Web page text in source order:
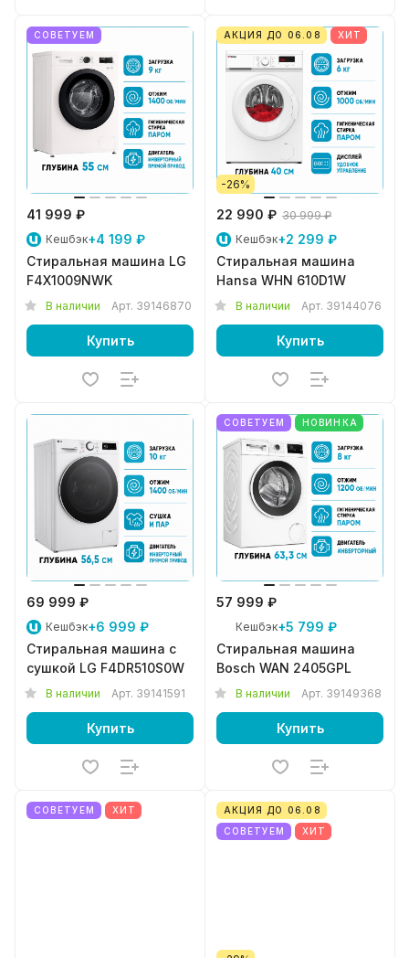
СОВЕТУЕМ
41 999 ₽
Кешбэк+4 199 ₽
Стиральная машина LG
F4X1009NWK
В наличии Арт. 39146870
Купить
АКЦИЯ ДО 06.08 ХИТ
-26%
22 990 ₽ 30 999 ₽
Кешбэк+2 299 ₽
Стиральная машина
Hansa WHN 610D1W
В наличии Арт. 39144076
Купить
69 999 ₽
Кешбэк+6 999 ₽
Стиральная машина с
сушкой LG F4DR510S0W
В наличии Арт. 39141591
Купить
СОВЕТУЕМ НОВИНКА
57 999 ₽
Кешбэк+5 799 ₽
Стиральная машина
Bosch WAN 2405GPL
В наличии Арт. 39149368
Купить
СОВЕТУЕМ ХИТ
АКЦИЯ ДО 06.08
СОВЕТУЕМ
ХИТ